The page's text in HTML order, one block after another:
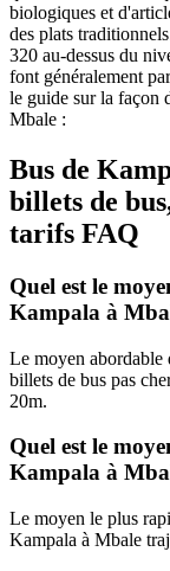
biologiques et
des plats
320 au-dessus du
font généralement
le guide sur la façon
Mbale :
Bus de
billets de
tarifs FAQ
Quel est le
Kampala à
Le moyen abordable
billets de bus pas
20m.
Quel est le
Kampala à
Le moyen le plus
Kampala à Mbale